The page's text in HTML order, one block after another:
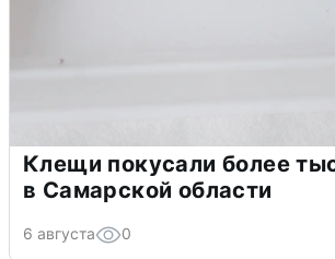
Клещи покусали более
в Самарской области
6 августа 0